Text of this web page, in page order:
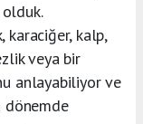
karaciğer, kalp,
veya bir
anlayabiliyor ve
dönemde